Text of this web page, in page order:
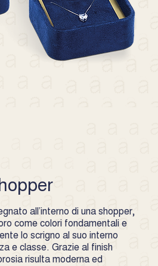
all’interno di una shopper,
come colori fondamentali e
lo scrigno al suo interno
e classe. Grazie al finish
risulta moderna ed